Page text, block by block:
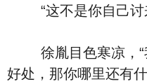
“这不是你自己讨
徐胤目色寒凉，“
好处，那你哪里还有